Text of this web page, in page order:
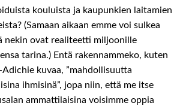
kouluista ja kaupunkien laitamien
(Samaan aikaan emme voi sulkea
nekin ovat realiteetti miljoonille
tarina.) Entä rakennammeko, kuten
kuvaa, ”mahdollisuutta
ihmisinä”, jopa niin, että me itse
ammattilaisina voisimme oppia